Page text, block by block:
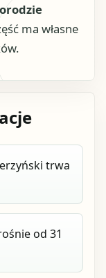
ma własne
trwa
od 31